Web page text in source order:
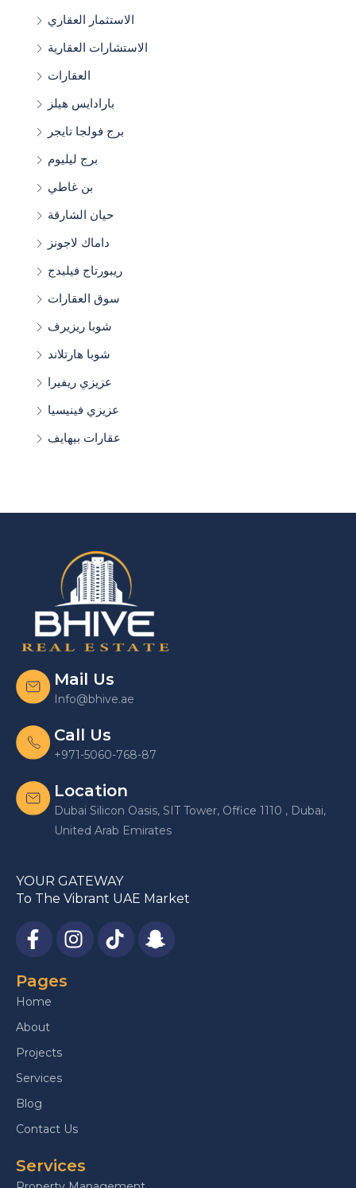
الاستثمار العقاري
الاستشارات العقارية
العقارات
بارادايس هيلز
برج فولجا تايجر
برج ليليوم
بن غاطي
حيان الشارقة
داماك لاجونز
ريبورتاج فيليدج
سوق العقارات
شوبا ريزيرف
شوبا هارتلاند
عزيزي ريفيرا
عزيزي فينيسيا
عقارات بيهايف
Mail Us
Info@bhive.ae
Call Us
+971-5060-768-87
Location
Dubai Silicon Oasis, SIT Tower, Office 1110 , Dubai,
United Arab Emirates
YOUR GATEWAY
To The Vibrant UAE Market
Pages
Home
About
Projects
Services
Blog
Contact Us
Services